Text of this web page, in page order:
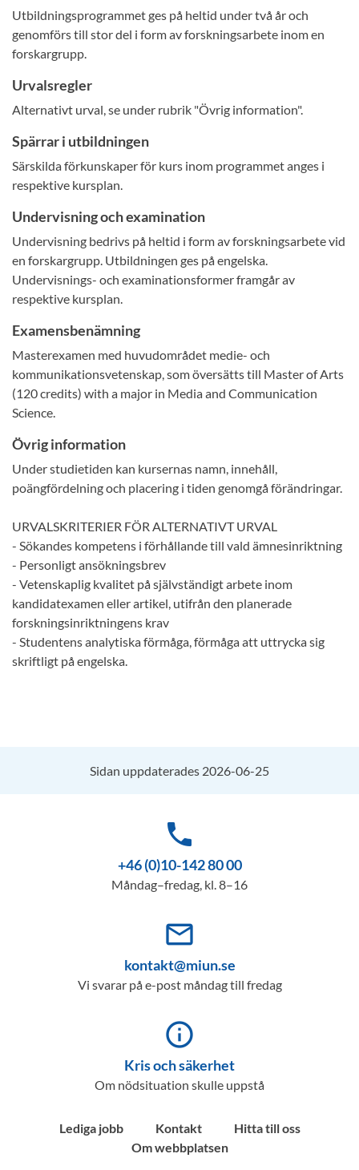
Utbildningsprogrammet ges på heltid under två år och
genomförs till stor del i form av forskningsarbete inom en
forskargrupp.
Urvalsregler
Alternativt urval, se under rubrik "Övrig information".
Spärrar i utbildningen
Särskilda förkunskaper för kurs inom programmet anges i
respektive kursplan.
Undervisning och examination
Undervisning bedrivs på heltid i form av forskningsarbete vid
en forskargrupp. Utbildningen ges på engelska.
Undervisnings- och examinationsformer framgår av
respektive kursplan.
Examensbenämning
Masterexamen med huvudområdet medie- och
kommunikationsvetenskap, som översätts till Master of Arts
(120 credits) with a major in Media and Communication
Science.
Övrig information
Under studietiden kan kursernas namn, innehåll,
poängfördelning och placering i tiden genomgå förändringar.
URVALSKRITERIER FÖR ALTERNATIVT URVAL
- Sökandes kompetens i förhållande till vald ämnesinriktning
- Personligt ansökningsbrev
- Vetenskaplig kvalitet på självständigt arbete inom
kandidatexamen eller artikel, utifrån den planerade
forskningsinriktningens krav
- Studentens analytiska förmåga, förmåga att uttrycka sig
skriftligt på engelska.
Sidan uppdaterades 2026-06-25
phone
+46 (0)10-142 80 00
Måndag–fredag, kl. 8–16
mail_outline
kontakt@miun.se
Vi svarar på e-post måndag till fredag
info_outline
Kris och säkerhet
Om nödsituation skulle uppstå
Lediga jobb Kontakt
Hitta till oss
Om webbplatsen